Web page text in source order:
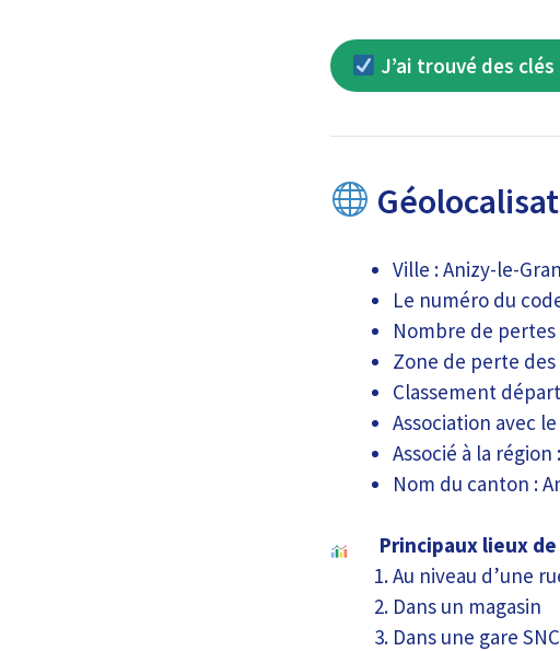
J’ai trouvé des
Ville : Anizy-le-
Le numéro du
Nombre de pertes
Zone de perte des
Classement
Association avec
Associé à la
Nom du canton :
Principaux lieux
Au niveau d’une
Dans un magasin
Dans une gare